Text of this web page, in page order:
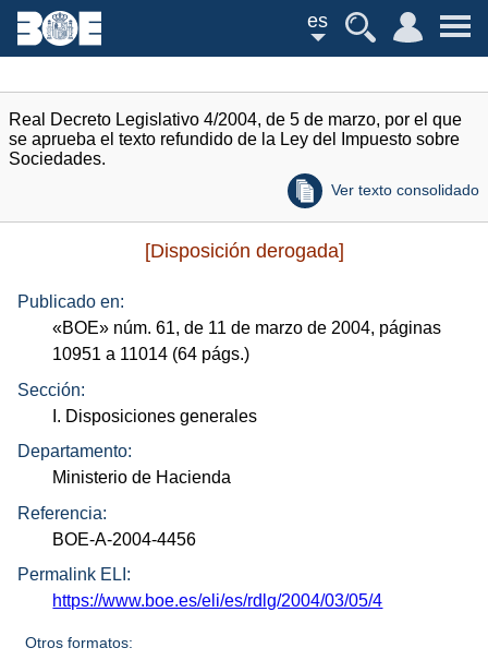
es
Real Decreto Legislativo 4/2004, de 5 de marzo, por el que
se aprueba el texto refundido de la Ley del Impuesto sobre
Sociedades.
Ver texto consolidado
[Disposición derogada]
Publicado en:
«BOE» núm. 61, de 11 de marzo de 2004, páginas
10951 a 11014 (64 págs.)
Sección:
I. Disposiciones generales
Departamento:
Ministerio de Hacienda
Referencia:
BOE-A-2004-4456
Permalink ELI:
https://www.boe.es/eli/es/rdlg/2004/03/05/4
Otros formatos: